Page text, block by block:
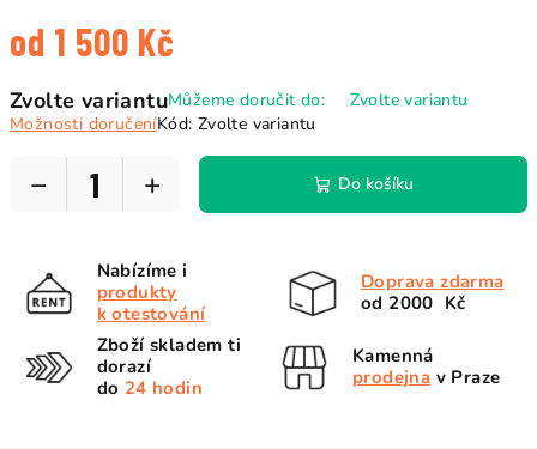
od 1 500 Kč
cena:
Zvolte variantuMůžeme doručit do:
Zvolte variantu
Možnosti doručeníKód: Zvolte variantu
+
− Do košíku
Nabízíme i
produkty
k otestování
Doprava zdarma
od 2000 Kč
Zboží skladem ti
dorazí
do 24 hodin
Kamenná
prodejna v Praze